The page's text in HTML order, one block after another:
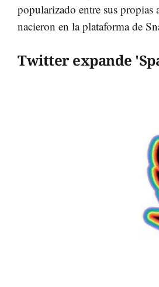
popularizado entre sus propias
nacieron en la plataforma de
Twitter expande